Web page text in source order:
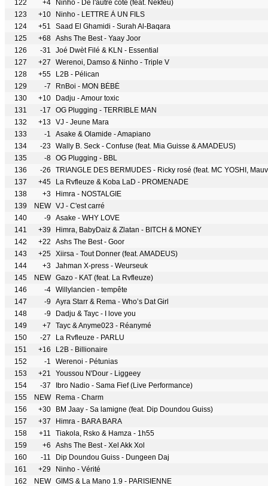
122 +4
Ninho - De l'autre côté (feat. Nekfeu)
123
+10
Ninho - LETTRE À UN FILS
124
+51
Saad El Ghamidi - Surah Al-Baqara
125
+68 Ashs The Best - Yaay Joor
126
-31
Joé Dwèt Filé & KLN - Essential
127
+27
Werenoi, Damso & Ninho - Triple V
128
+55
L2B - Pélican
129
-7
RnBoi - MON BÉBÉ
130
+10
Dadju - Amour toxic
131
-17
OG Plugging - TERRIBLE MAN
132
+13 VJ - Jeune Mara
133
-1
Asake & Olamide - Amapiano
134
-23 Wally B. Seck - Confuse (feat. Mia Guisse & AMADEUS)
135
-8 OG Plugging - BBL
136
-26
TRIANGLE DES BERMUDES - Ricky rosé (feat. MC YOSHI,
137
+45
La Rvfleuze & Koba LaD - PROMENADE
138
+3
Himra - NOSTALGIE
139
NEW VJ - C'est carré
140
-9 Asake - WHY LOVE
141
+39
Himra, BabyDaiz & Zlatan - BITCH & MONEY
142
+22
Ashs The Best - Goor
143
+25 Xiirsa - Tout Donner (feat. AMADEUS)
144
+3 Jahman X-press - Weurseuk
145
NEW Gazo - KAT (feat. La Rvfleuze)
146
-4 Willylancien - tempête
147
-9
Ayra Starr & Rema - Who’s Dat Girl
148
-9
Dadju & Tayc - I love you
149
+7
Tayc & Anyme023 - Réanymé
150
-27
La Rvfleuze - PARLU
151
+16
L2B - Billionaire
152
-1
Werenoi - Pétunias
153
+21
Youssou N'Dour - Liggeey
154
-37
Ibro Nadio - Sama Fief (Live Performance)
155
NEW
Rema - Charm
156
+30
BM Jaay - Sa lamigne (feat. Dip Doundou Guiss)
157
+37
Himra - BARA BARA
158
+11
Tiakola, Rsko & Hamza - 1h55
159
+6
Ashs The Best - Xel Akk Xol
160
-11
Dip Doundou Guiss - Dungeen Daj
161
+29
Ninho - Vérité
162
NEW GIMS & La Mano 1.9 - PARISIENNE